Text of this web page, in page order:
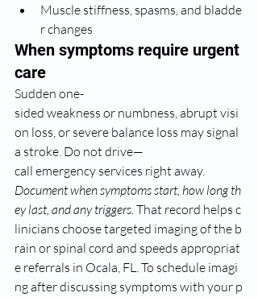
Muscle stiffness, spasms, and bladde
r changes
When symptoms require urgent
care
Sudden one-
sided weakness or numbness, abrupt visi
on loss, or severe balance loss may signal
a stroke. Do not drive—
call emergency services right away.
Document when symptoms start, how long th
ey last, and any triggers. That record helps c
linicians choose targeted imaging of the b
rain or spinal cord and speeds appropriat
e referrals in Ocala, FL. To schedule imagi
ng after discussing symptoms with your p